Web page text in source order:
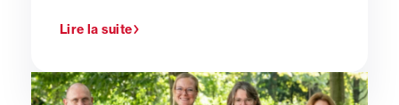
Lire la suite